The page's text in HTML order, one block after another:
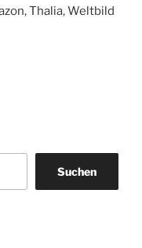
Thalia, Weltbild
Suchen